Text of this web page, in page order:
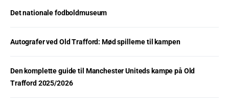
Det nationale fodboldmuseum
Autografer ved Old Trafford: Mød spillerne til kampen
Den komplette guide til Manchester Uniteds kampe på Old
Trafford 2025/2026